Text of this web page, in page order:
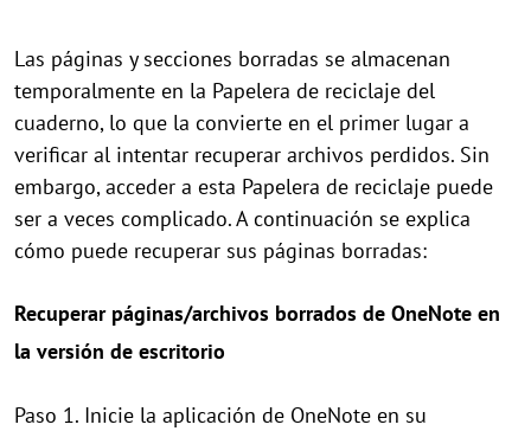
Las páginas y secciones borradas se almacenan
temporalmente en la Papelera de reciclaje del
cuaderno, lo que la convierte en el primer lugar a
verificar al intentar recuperar archivos perdidos. Sin
embargo, acceder a esta Papelera de reciclaje puede
ser a veces complicado. A continuación se explica
cómo puede recuperar sus páginas borradas:
Recuperar páginas/archivos borrados de OneNote en
la versión de escritorio
Paso 1. Inicie la aplicación de OneNote en su